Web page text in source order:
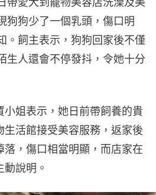
狗狗少了一個乳頭，傷口明
。飼主表示，狗狗回家後不僅
生人還會不停發抖，令她十分
小姐表示，她日前帶飼養的貴
活館接受美容服務，返家後
，傷口相當明顯，而店家在
說明。